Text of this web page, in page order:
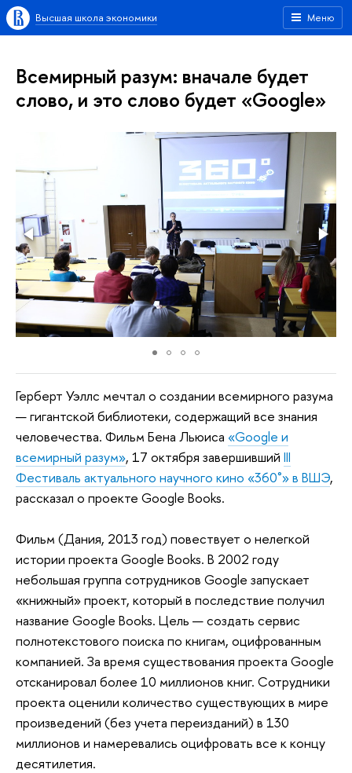
Меню
Высшая школа экономики
Всемирный разум: вначале будет
слово, и это слово будет «Google»
Герберт Уэллс мечтал о создании всемирного разума
— гигантской библиотеки, содержащий все знания
человечества. Фильм Бена Льюиса «Google и
всемирный разум», 17 октября завершивший III
Фестиваль актуального научного кино «360˚» в ВШЭ,
рассказал о проекте Google Books.
Фильм (Дания, 2013 год) повествует о нелегкой
истории проекта Google Books. В 2002 году
небольшая группа сотрудников Google запускает
«книжный» проект, который в последствие получил
название Google Books. Цель — создать сервис
полнотекстового поиска по книгам, оцифрованным
компанией. За время существования проекта Google
отсканировал более 10 миллионов книг. Сотрудники
проекта оценили количество существующих в мире
произведений (без учета переизданий) в 130
миллионов и намеревались оцифровать все к концу
десятилетия.